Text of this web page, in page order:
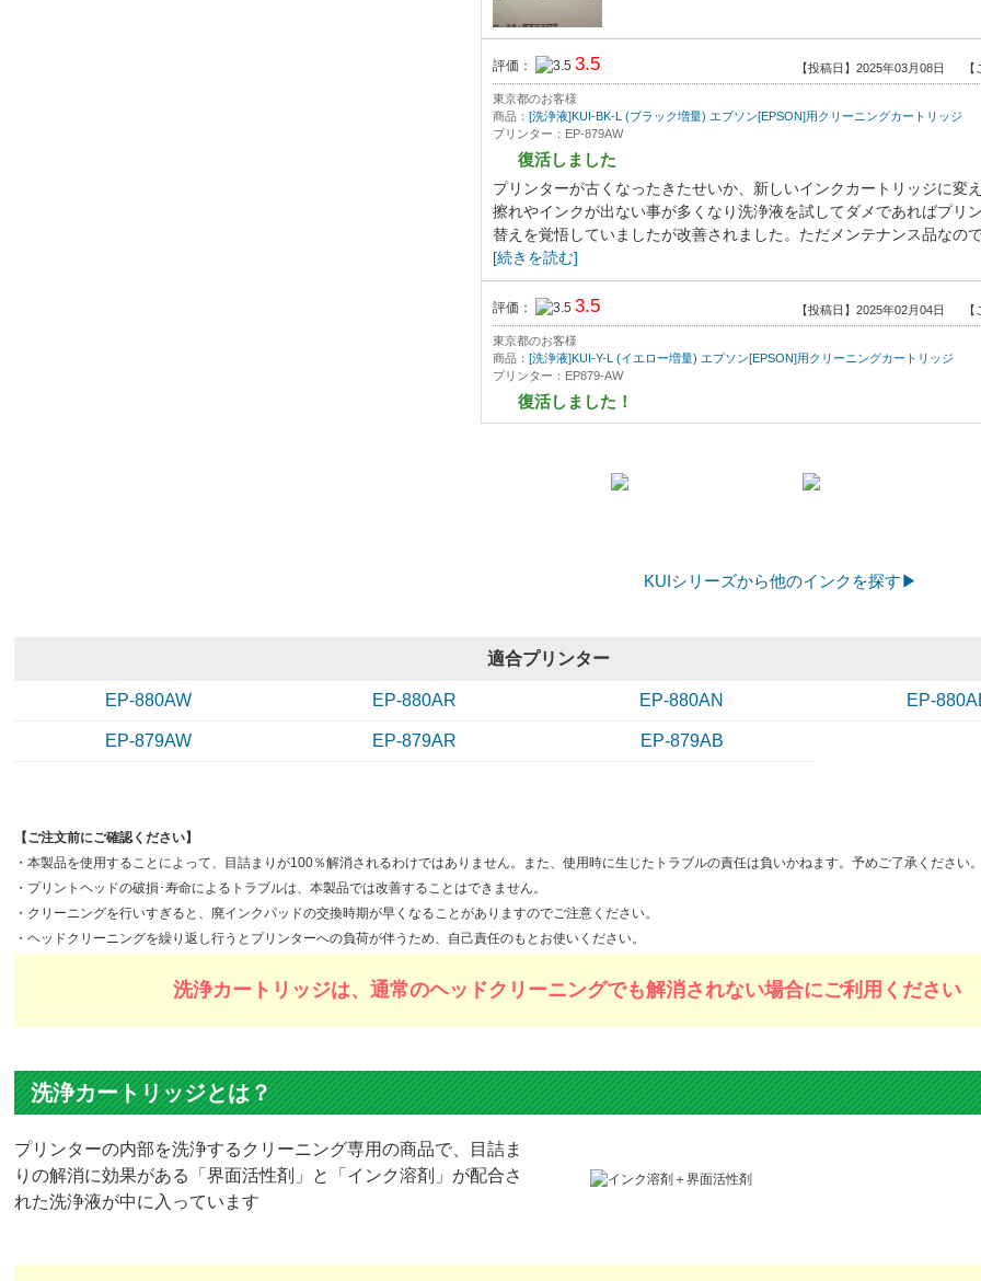
評価： 3.5 【投稿日】2025年03月08日
東京都のお客様
商品： [洗浄液]KUI-BK-L (ブラック増量) エプソン[EPSON]用クリーニングカートリッジ
プリンター：EP-879AW
復活しました
プリンターが古くなったきたせいか、新しいインクカートリッジに変
擦れやインクが出ない事が多くなり洗浄液を試してダメであればプリ
替えを覚悟していましたが改善されました。ただメンテナンス品なの
[続きを読む]
評価： 3.5 【投稿日】2025年02月04日
東京都のお客様
商品： [洗浄液]KUI-Y-L (イエロー増量) エプソン[EPSON]用クリーニングカートリッジ
プリンター：EP879-AW
復活しました！
賀状作成前にダメ元で洗浄液を試したところ見事復活しました。プリ
KUIシリーズから他のインクを探す▶
適合プリンター
EP-880AW EP-880AR EP-880AN EP-
EP-879AW EP-879AR EP-879AB
【ご注文前にご確認ください】
・本製品を使用することによって、目詰まりが100％解消されるわけではありません。また、使用時に生じたトラブルの責任は負いかねます。予めご了承ください
・プリントヘッドの破損･寿命によるトラブルは、本製品では改善することはできません。
・クリーニングを行いすぎると、廃インクパッドの交換時期が早くなることがありますのでご注意ください。
・ヘッドクリーニングを繰り返し行うとプリンターへの負荷が伴うため、自己責任のもとお使いください。
洗浄カートリッジは、通常のヘッドクリーニングでも解消されない場合にご利用ください
洗浄カートリッジとは？
プリンターの内部を洗浄するクリーニング専用の商品で、目詰ま
りの解消に効果がある「界面活性剤」と「インク溶剤」が配合さ
れた洗浄液が中に入っています